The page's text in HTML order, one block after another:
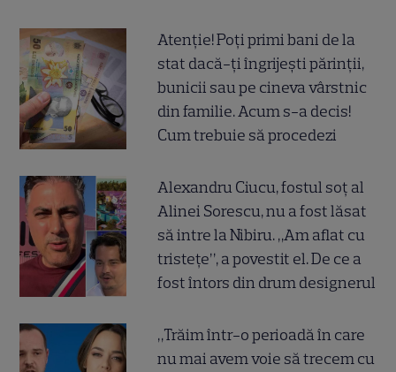
Atenție! Poți primi bani de la
stat dacă-ți îngrijești părinții,
bunicii sau pe cineva vârstnic
din familie. Acum s-a decis!
Cum trebuie să procedezi
Alexandru Ciucu, fostul soț al
Alinei Sorescu, nu a fost lăsat
să intre la Nibiru. „Am aflat cu
tristețe”, a povestit el. De ce a
fost întors din drum designerul
„Trăim într-o perioadă în care
nu mai avem voie să trecem cu